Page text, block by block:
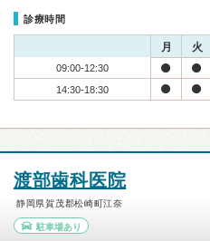
診療時間
月 火
09:00-12:30
14:30-18:30
渡部歯科医院
静岡県賀茂郡松崎町江奈
駐車場あり